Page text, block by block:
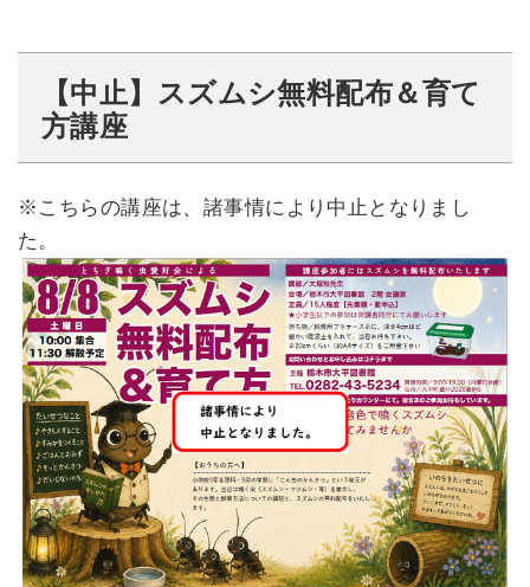
【中止】スズムシ無料配布＆育て
方講座
※こちらの講座は、諸事情により中止となりまし
た。